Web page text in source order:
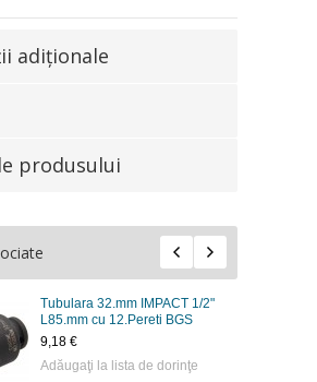
adiţionale
produsului
Tubulara 32.mm IMPACT 1/2"
L85.mm cu 12.Pereti BGS
9,18 €
Adăugaţi la lista de dorinţe